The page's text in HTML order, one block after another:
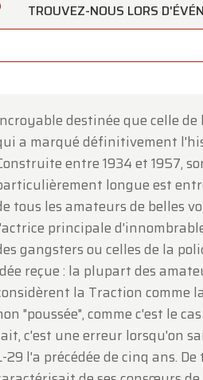
TROUVEZ-NOUS LORS
destinée que celle
a marqué définitivement
entre 1934 et 1957,
longue est
tous les amateurs de belles
principale
gangsters ou celles de la
reçue : la plupart des
la Traction comme
"poussée", comme c'est le
c'est une erreur lorsqu'on
29 l'a précédée de cinq ans.
×
à l'occasion de
du lundi 10 août au
sur rendez-vous
vous accueillir